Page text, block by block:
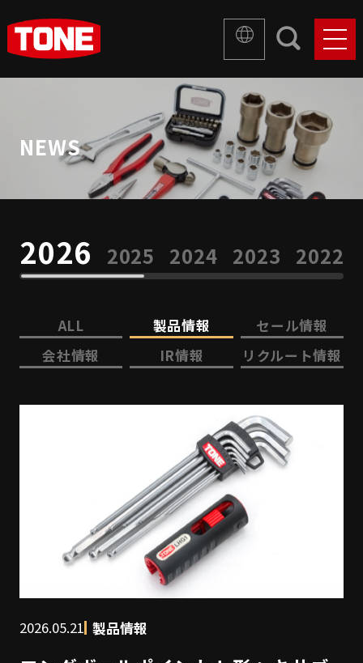
NEWS
2026 2025 2024 2023 2022
ALL 製品情報
セール情報
会社情報
IR情報 リクルート情報
2026.05.21 製品情報